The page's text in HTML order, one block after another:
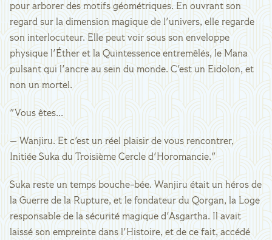
pour arborer des motifs géométriques. En ouvrant son
regard sur la dimension magique de l'univers, elle regarde
son interlocuteur. Elle peut voir sous son enveloppe
physique l'Éther et la Quintessence entremêlés, le Mana
pulsant qui l'ancre au sein du monde. C'est un Eidolon, et
non un mortel.
"Vous êtes...
— Wanjiru. Et c'est un réel plaisir de vous rencontrer,
Initiée Suka du Troisième Cercle d'Horomancie."
Suka reste un temps bouche-bée. Wanjiru était un héros de
la Guerre de la Rupture, et le fondateur du Qorgan, la Loge
responsable de la sécurité magique d'Asgartha. Il avait
laissé son empreinte dans l'Histoire, et de ce fait, accédé